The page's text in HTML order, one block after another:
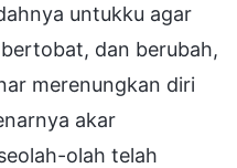
untukku agar
dan berubah,
merenungkan diri
akar
olah telah